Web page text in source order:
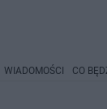
WIADOMOŚCI CO